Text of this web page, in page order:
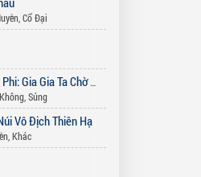
, Cổ Đại
Bạo Tiếu Sủng Phi: Gia Gia Ta Chờ Ngươi Bỏ Vợ (Song Thế Sủng Phi)
, Sủng
Vô Địch Thiên Hạ
, Khác